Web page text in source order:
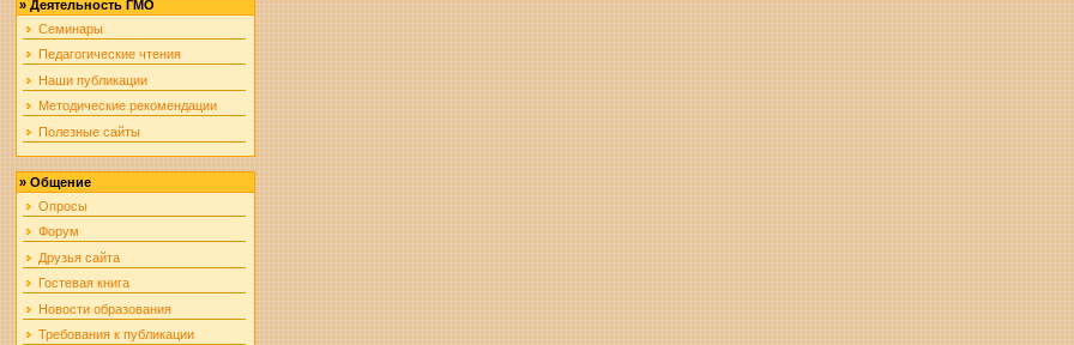
»Деятельность ГМО
Семинары
Педагогические чтения
Наши публикации
Методические рекомендации
Полезные сайты
»Общение
Опросы
Форум
Друзья сайта
Гостевая книга
Новости образования
Требования к публикации